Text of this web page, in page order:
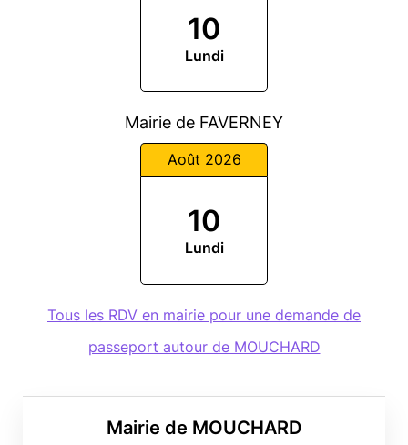
Mairie de MOUCHARD
10
Lundi
Mairie de FAVERNEY
Août 2026
10
Lundi
Tous les RDV en mairie pour une demande de
passeport autour de MOUCHARD